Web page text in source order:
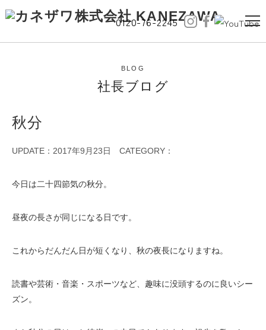
0120-76-2245
BLOG
社長ブログ
秋分
UPDATE：2017年9月23日 CATEGORY：
今日は二十四節気の秋分。
昼夜の長さが同じになる日です。
これからだんだん日が短くなり、秋の夜長になりますね。
読書や芸術・音楽・スポーツなど、趣味に没頭するのに良いシー
ズン。